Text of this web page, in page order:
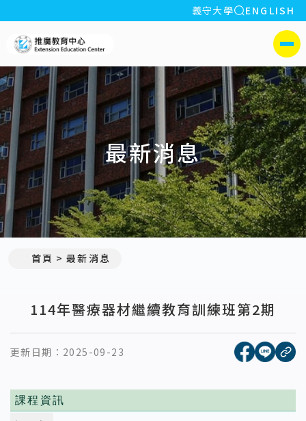
:::
義守大學 全站搜索
ENGLISH
側選單
最新消息
首頁 最新消息
114年醫療器材繼續教育訓練班第2期
更新日期： 2025-09-23 [另開新
[另開
複
課程資訊